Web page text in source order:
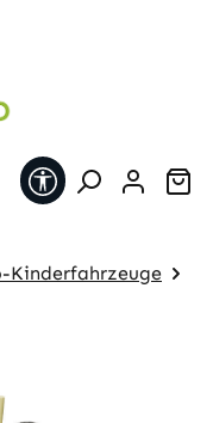
Werkzeugleiste
Kinderfahrzeuge